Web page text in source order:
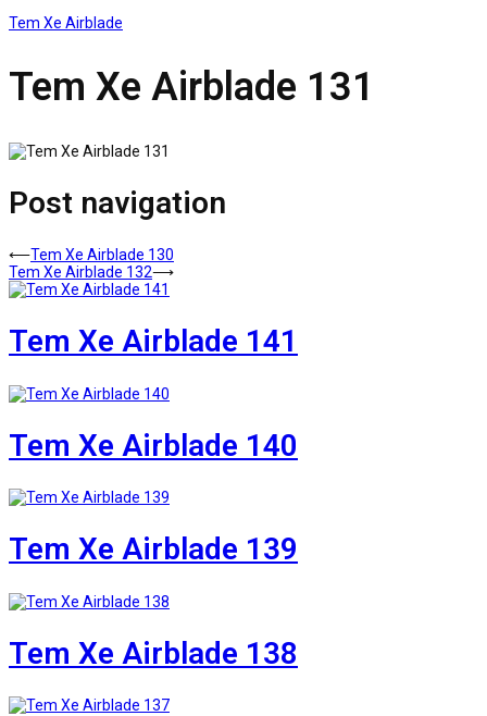
Tem Xe Airblade
Tem Xe Airblade 131
Post navigation
⟵Tem Xe Airblade 130
Tem Xe Airblade 132⟶
Tem Xe Airblade 141
Tem Xe Airblade 140
Tem Xe Airblade 139
Tem Xe Airblade 138